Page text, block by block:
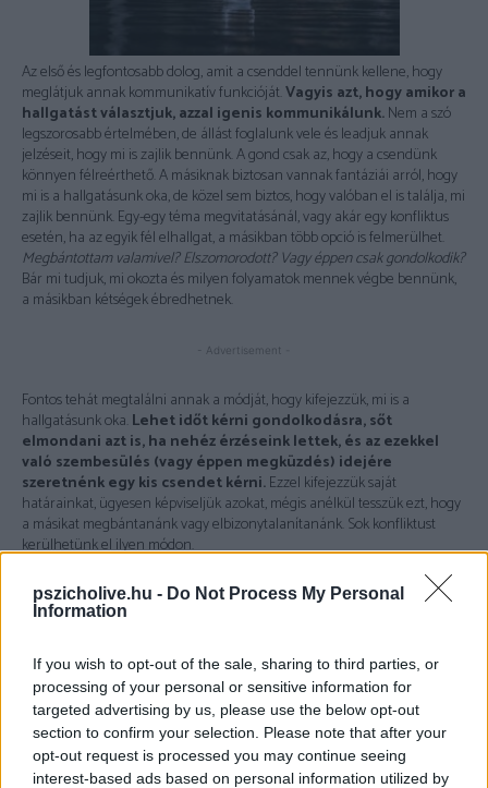
pszicholive.hu - Do Not Process My Personal
Information
If you wish to opt-out of the sale, sharing to third parties, or
processing of your personal or sensitive information for
targeted advertising by us, please use the below opt-out
section to confirm your selection. Please note that after your
opt-out request is processed you may continue seeing
interest-based ads based on personal information utilized by
Az első és legfontosabb dolog, amit a csenddel tennünk kellene, hogy
meglátjuk annak kommunikatív funkcióját. Vagyis azt, hogy amikor a
hallgatást választjuk, azzal igenis kommunikálunk.Nem a szó
legszorosabb értelmében, de állást foglalunk vele és leadjuk annak
jelzéseit, hogy mi is zajlik bennünk. A gond csak az, hogy a csendünk
könnyen félreérthető. A másiknak biztosan vannak fantáziái arról, hogy
mi is a hallgatásunk oka, de közel sem biztos, hogy valóban el is találja, mi
zajlik bennünk. Egy-egy téma megvitatásánál, vagy akár egy konfliktus
esetén, ha az egyik fél elhallgat, a másikban több opció is felmerülhet.
Megbántottam valamivel? Elszomorodott? Vagy éppen csak gondolkodik?
Bár mi tudjuk, mi okozta és milyen folyamatok mennek végbe bennünk,
a másikban kétségek ébredhetnek.
- Advertisement -
Fontos tehát megtalálni annak a módját, hogy kifejezzük, mi is a
hallgatásunk oka. Lehet időt kérni gondolkodásra, sőt
elmondani azt is, ha nehéz érzéseink lettek, és az ezekkel
való szembesülés (vagy éppen megküzdés) idejére
szeretnénk egy kis csendet kérni.Ezzel kifejezzük saját
határainkat, ügyesen képviseljük azokat, mégis anélkül tesszük ezt, hogy
a másikat megbántanánk vagy elbizonytalanítanánk. Sok konfliktust
kerülhetünk el ilyen módon.
Jó kis szerepegyüttállás szokott lenni – és különösen egy-egy párterápiás
ülésen feltűnő a megjelenése – a „beszédes” és a „csendes” felek
egy tulajdonság két ellentétes pólusa jelenik meg. Ez az együtt eltöltött
idő alatt is könnyedén kialakulhat. Például, ha az egyik fél mindig rendet
tart, akkor a másik lehet rendetlen. Ugyanígy, ha az egyik fél gondoskodik
arról, hogy soha ne legyen kínos csend, a másik megengedheti magának,
hogy ő legyen a csendes fél.Ez működhet hosszú időn át jól, de az
is lehet, hogy valamelyik fél elfárad ebben.